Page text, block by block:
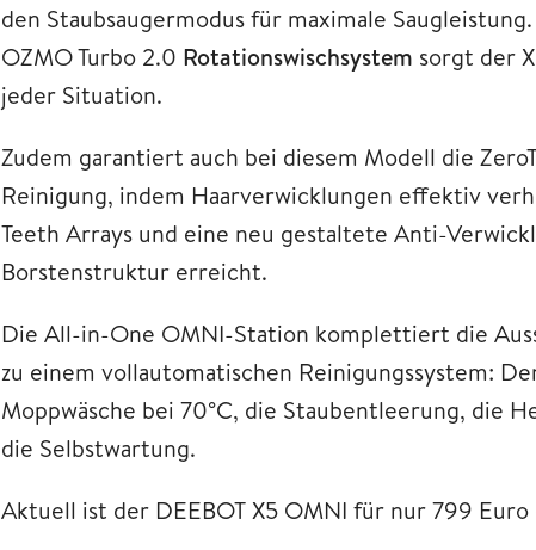
den Staubsaugermodus für maximale
OZMO Turbo 2.0 Rotationswischsystem sorgt der
jeder Situation.
Zudem garantiert auch bei diesem Modell die
Reinigung, indem Haarverwicklungen effektiv
Teeth Arrays und eine neu gestaltete Anti-
Borstenstruktur erreicht.
Die All-in-One OMNI-Station komplettiert die
zu einem vollautomatischen Reinigungssystem:
Moppwäsche bei 70°C, die Staubentleerung, die
die Selbstwartung.
Aktuell ist der DEEBOT X5 OMNI für nur 799